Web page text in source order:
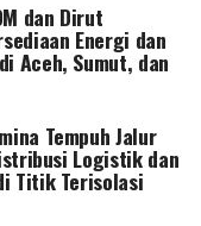
dan Dirut
Energi dan
Aceh, Sumut, dan
Tempuh Jalur
Logistik dan
Titik Terisolasi